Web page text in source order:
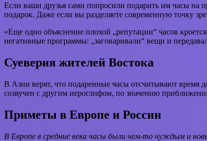
Если ваши друзья сами попросили подарить им часы на
подарок. Даже если вы разделяете современную точку
«Еще одно объяснение плохой „репутации“ часов
негативные программы: „заговаривали“ вещи и
Суеверия жителей Востока
В Азии верят, что подаренные часы отсчитывают время
созвучен с другим иероглифом, по значению
Приметы в Европе и России
В Европе в средние века часы были чем-то чуждым и